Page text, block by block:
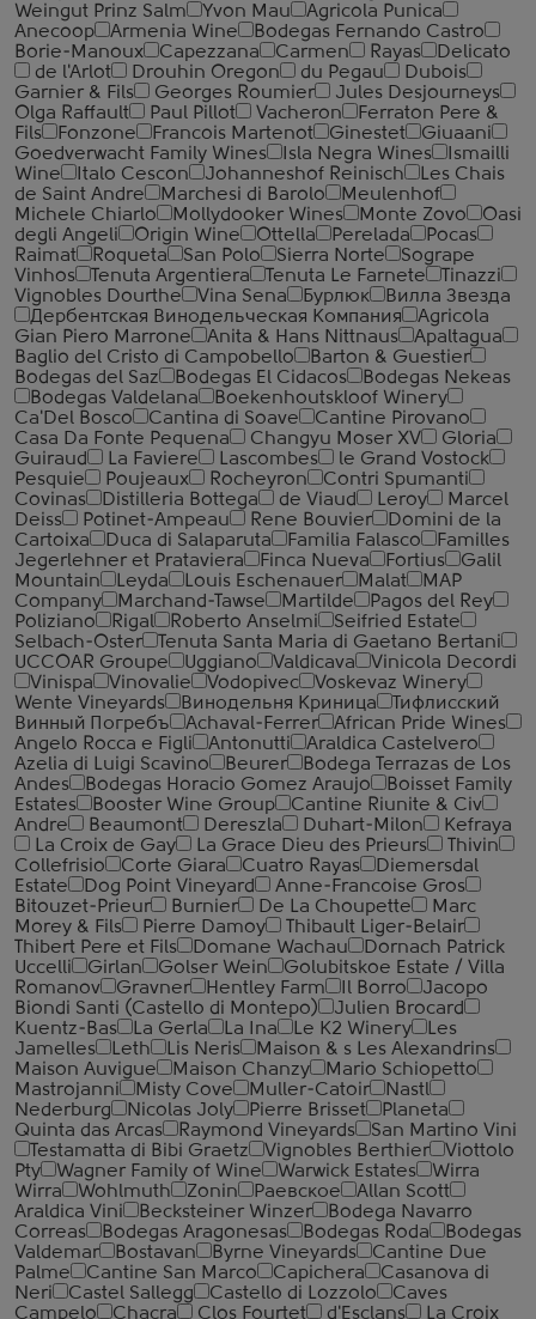
Weingut Prinz Salm
Yvon Mau
Agricola Punica
Anecoop
Armenia Wine
Bodegas Fernando Castro
Borie-Manoux
Capezzana Carmen Rayas
Delicato
de l'Arlot
Drouhin Oregon du Pegau
Dubois
Garnier & Fils
Georges Roumier
Jules Desjourneys
Olga Raffault
Paul Pillot Vacheron
Ferraton Pere &
Fils
Fonzone Francois Martenot Ginestet
Giuaani
Goedverwacht Family Wines
Isla Negra Wines
Ismailli
Wine
Italo Cescon Johanneshof Reinisch
Les Chais
de Saint Andre
Marchesi di Barolo
Meulenhof
Michele Chiarlo
Mollydooker Wines Monte Zovo
Oasi
degli Angeli
Origin Wine Ottella Perelada
Pocas
Raimat
Roqueta San Polo Sierra Norte
Sogrape
Vinhos
Tenuta Argentiera Tenuta Le Farnete
Tinazzi
Vignobles Dourthe
Vina Sena Бурлюк
Вилла Звезда
Дербентская Винодельческая Компания
Agricola
Gian Piero Marrone
Anita & Hans Nittnaus
Apaltagua
Baglio del Cristo di Campobello
Barton & Guestier
Bodegas del Saz
Bodegas El Cidacos
Bodegas Nekeas
Bodegas Valdelana
Boekenhoutskloof Winery
Ca'Del Bosco
Cantina di Soave
Cantine Pirovano
Casa Da Fonte Pequena
Changyu Moser XV
Gloria
Guiraud
La Faviere Lascombes
le Grand Vostock
Pesquie
Poujeaux Rocheyron
Contri Spumanti
Covinas
Distilleria Bottega de Viaud Leroy
Marcel
Deiss
Potinet-Ampeau Rene Bouvier
Domini de la
Cartoixa
Duca di Salaparuta Familia Falasco
Familles
Jegerlehner et Prataviera
Finca Nueva Fortius
Galil
Mountain
Leyda Louis Eschenauer Malat
MAP
Company
Marchand-Tawse Martilde
Pagos del Rey
Poliziano
Rigal Roberto Anselmi
Seifried Estate
Selbach-Oster
Tenuta Santa Maria di Gaetano Bertani
UCCOAR Groupe
Uggiano Valdicava
Vinicola Decordi
Vinispa
Vinovalie Vodopivec
Voskevaz Winery
Wente Vineyards
Винодельня Криница
Тифлисский
Винный Погребъ
Achaval-Ferrer
African Pride Wines
Angelo Rocca е Figli
Antonutti
Araldica Castelvero
Azelia di Luigi Scavino
Beurer
Bodega Terrazas de Los
Andes
Bodegas Horacio Gomez Araujo
Boisset Family
Estates
Booster Wine Group
Cantine Riunite & Civ
Andre
Beaumont Dereszla Duhart-Milon
Kefraya
La Croix de Gay
La Grace Dieu des Prieurs
Thivin
Collefrisio
Corte Giara Cuatro Rayas
Diemersdal
Estate
Dog Point Vineyard
Anne-Francoise Gros
Bitouzet-Prieur
Burnier De La Choupette
Marc
Morey & Fils
Pierre Damoy
Thibault Liger-Belair
Thibert Pere et Fils
Domane Wachau
Dornach Patrick
Uccelli
Girlan Golser Wein
Golubitskoe Estate / Villa
Romanov
Gravner Hentley Farm Il Borro
Jacopo
Biondi Santi (Castello di Montepo)
Julien Brocard
Kuentz-Bas
La Gerla La Ina Le K2 Winery
Les
Jamelles
Leth Lis Neris
Maison & s Les Alexandrins
Maison Auvigue
Maison Chanzy
Mario Schiopetto
Mastrojanni
Misty Cove Muller-Catoir
Nastl
Nederburg
Nicolas Joly Pierre Brisset
Planeta
Quinta das Arcas
Raymond Vineyards
San Martino Vini
Testamatta di Bibi Graetz
Vignobles Berthier
Viottolo
Pty
Wagner Family of Wine Warwick Estates
Wirra
Wirra
Wohlmuth Zonin Раевское
Allan Scott
Araldica Vini
Becksteiner Winzer
Bodega Navarro
Correas
Bodegas Aragonesas Bodegas Roda
Bodegas
Valdemar
Bostavan Byrne Vineyards
Cantine Due
Palme
Cantine San Marco Capichera
Casanova di
Neri
Castel Sallegg Castello di Lozzolo
Caves
Campelo
Chacra Clos Fourtet d'Esclans
La Croix